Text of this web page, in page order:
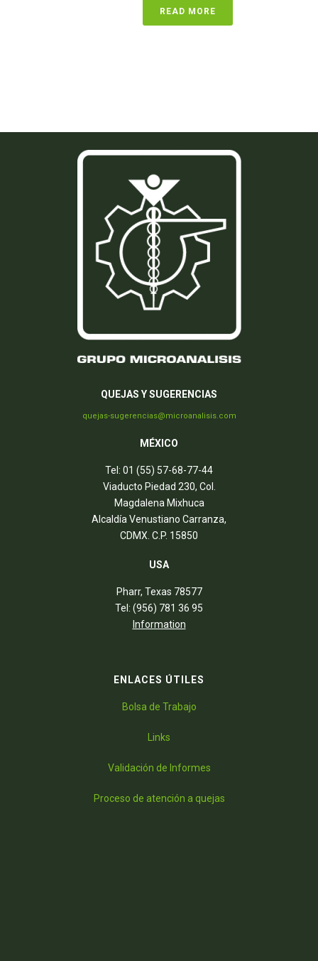
READ MORE
QUEJAS Y SUGERENCIAS
quejas-sugerencias@microanalisis.com
MÉXICO
Tel: 01 (55) 57-68-77-44
Viaducto Piedad 230, Col.
Magdalena Mixhuca
Alcaldía Venustiano Carranza,
CDMX. C.P. 15850
USA
Pharr, Texas 78577
Tel: (956) 781 36 95
Information
ENLACES ÚTILES
Bolsa de Trabajo
Links
Validación de Informes
Proceso de atención a quejas